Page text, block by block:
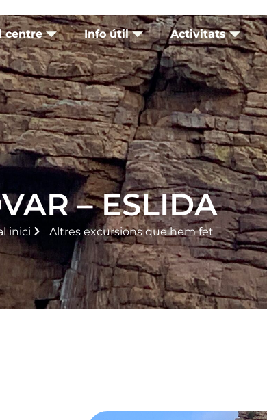
centre Info útil Activitats
– ESLIDA
inici Altres excursions que hem fet